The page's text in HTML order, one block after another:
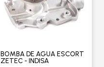
BOMBA DE AGUA ESCORT
ZETEC - INDISA